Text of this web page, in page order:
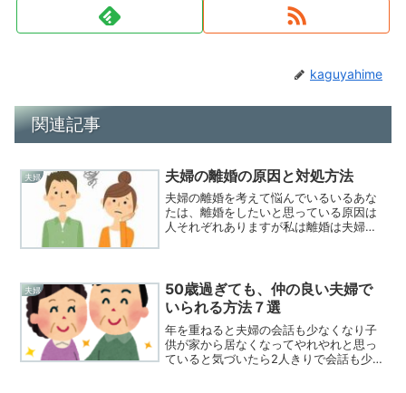
kaguyahime
関連記事
夫婦 夫婦の離婚の原因と対処方法
夫婦の離婚を考えて悩んでいるいるあな
たは、離婚をしたいと思っている原因は
人それぞれありますが私は離婚は夫婦に
経験を元に少しでもお役に立てれば幸い
です。
夫婦
50歳過ぎても、仲の良い夫婦で
いられる方法７選
年を重ねると夫婦の会話も少なくなり子
供が家から居なくなってやれやれと思っ
ていると気づいたら2人きりで会話も少な